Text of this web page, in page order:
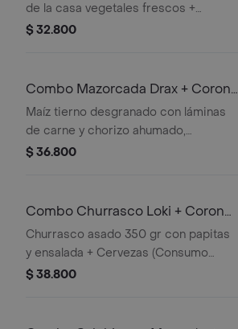
de la casa vegetales frescos +
patatas francesas + cerveza (ley
$ 32.800
Combo Mazorcada Drax + Corona
350 ml
Maíz tierno desgranado con láminas
de carne y chorizo ahumado,
aguacate + Cerveza (Venta regulada
$ 36.800
Combo Churrasco Loki + Corona
350 ml
Churrasco asado 350 gr con papitas
y ensalada + Cervezas (Consumo
responsable, Ley 30/1986)
$ 38.800